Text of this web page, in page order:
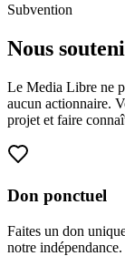
Subvention
Nous
Le Media Libre ne
aucun actionnaire.
projet et faire
Don ponctuel
Faites un don
notre indépendance.